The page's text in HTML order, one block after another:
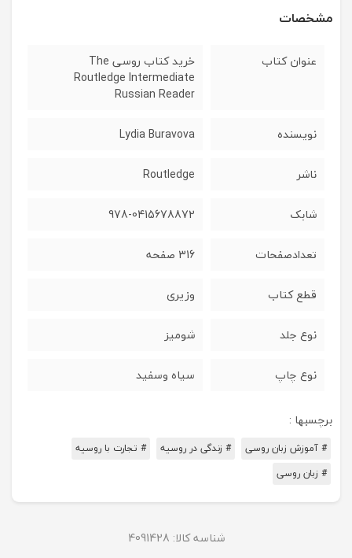
مشخصات
عنوان کتاب
خرید کتاب روسی The
Routledge Intermediate
Russian Reader
نویسنده Lydia Buravova
ناشر Routledge
شابک 978-0415678872
تعدادصفحات 316 صفحه
قطع کتاب وزیری
نوع جلد شومیز
نوع چاپ سیاه وسفید
برچسبها :
# آموزش زبان روسی # زندگی در روسیه
# تجارت با روسیه
# زبان روسی
شناسه کالا: 4091428